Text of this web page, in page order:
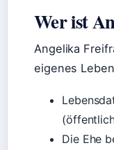
Wer ist
Angelika
eigenes
Die Ehe